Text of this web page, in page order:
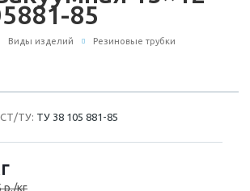
85
Виды изделий Резиновые трубки
ТУ: ТУ 38 105 881-85
р./кг